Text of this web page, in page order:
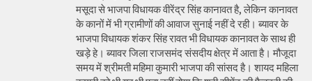
मसूदा से भाजपा विधायक वीरेंद्र सिंह कानावत है, लेकिन कानावत
के कानों में भी ग्रामीणों की आवाज सुनाई नहीं दे रही। ब्यावर के
भाजपा विधायक शंकर सिंह रावत भी विधायक कानावत के साथ ही
खड़े हे। ब्यावर जिला राजसमंद संसदीय क्षेत्र में आता है। मौजूदा
समय में श्रीमती महिमा कुमारी भाजपा की सांसद है। शायद महिला